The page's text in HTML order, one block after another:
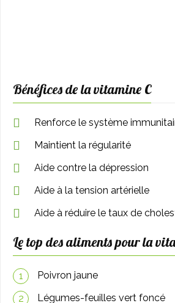
Bénéfices de la vitamine C
Renforce le système
Maintient la régularité
Aide contre la dépression
Aide à la tension artérielle
Aide à réduire le taux de
Le top des aliments pour la
1
Poivron jaune
2
Légumes-feuilles vert foncé